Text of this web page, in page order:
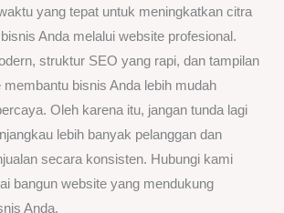
yang tepat untuk meningkatkan citra
Anda melalui website profesional.
struktur SEO yang rapi, dan tampilan
bisnis Anda lebih mudah
Oleh karena itu, jangan tunda lagi
lebih banyak pelanggan dan
secara konsisten. Hubungi kami
bangun website yang mendukung
Anda.